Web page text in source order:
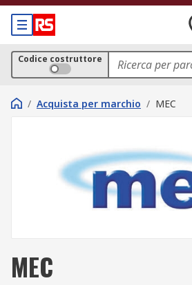
Codice costruttore
/ Acquista per marchio / MEC
MEC